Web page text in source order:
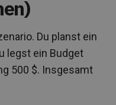
Du planst ein
legst ein Budget
500 $. Insgesamt